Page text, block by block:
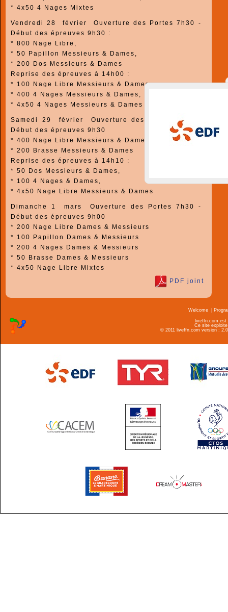
* 4x50 4 Nages Mixtes
Vendredi 28 février
Ouverture des Portes 7h30 -
Début des épreuves 9h30 :
* 800 Nage Libre,
* 50 Papillon Messieurs & Dames,
* 200 Dos Messieurs &
Dames
Reprise des épreuves à 14h00 :
* 100 Nage Libre Messieurs & Dames,
* 400 4 Nages Messieurs & Dames,
* 4x50 4 Nages Messieurs & Dames
Samedi 29 février
Ouverture des Portes 7h30 -
Début des épreuves 9h30
* 400 Nage Libre Messieurs & Dames
* 200 Brasse Messieurs & Dames
Reprise des épreuves à 14h10 :
* 50 Dos Messieurs & Dames,
* 100 4 Nages & Dames,
* 4x50 Nage Libre Messieurs & Dames
Dimanche 1 mars
Ouverture des Portes 7h30 -
Début des épreuves 9h00
* 200 Nage Libre Dames & Messieurs
* 100 Papillon Dames & Messieurs
* 200 4 Nages Dames & Messieurs
* 50 Brasse Dames & Messieurs
* 4x50 Nage Libre Mixtes
PDF joint
Welcome
liveffn.com est
Ce site
© 2011 liveffn.com version :